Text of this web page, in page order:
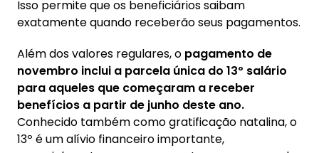
Isso permite que os beneficiários saibam
exatamente quando receberão seus pagamentos.
Além dos valores regulares, o pagamento de
novembro inclui a parcela única do 13º salário
para aqueles que começaram a receber
benefícios a partir de junho deste ano.
Conhecido também como gratificação natalina, o
13º é um alívio financeiro importante,